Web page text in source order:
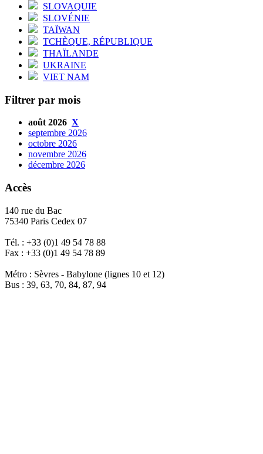
SLOVAQUIE
SLOVÉNIE
TAÏWAN
TCHÈQUE, RÉPUBLIQUE
THAÏLANDE
UKRAINE
VIET NAM
Filtrer par mois
août 2026 X
septembre 2026
octobre 2026
novembre 2026
décembre 2026
Accès
140 rue du Bac
75340 Paris Cedex 07
Tél. : +33 (0)1 49 54 78 88
Fax : +33 (0)1 49 54 78 89
Métro : Sèvres - Babylone (lignes 10 et 12)
Bus : 39, 63, 70, 84, 87, 94